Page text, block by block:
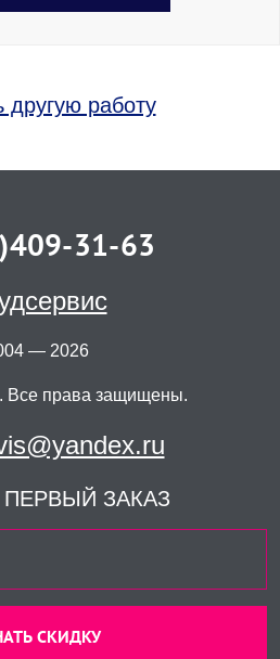
другую работу
31-63
— 2026
Все права защищены.
ПЕРВЫЙ ЗАКАЗ
СКИДКУ